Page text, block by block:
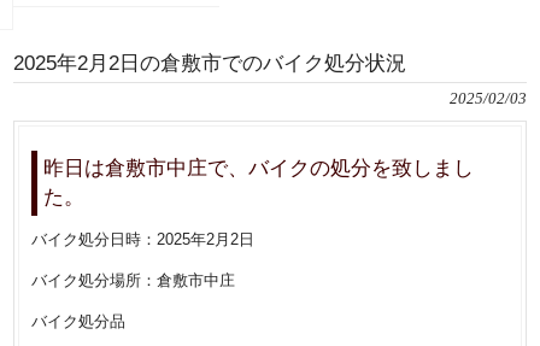
2025年2月2日の倉敷市でのバイク処分状況
2025/02/03
昨日は倉敷市中庄で、バイクの処分を致しまし
た。
バイク処分日時：2025年2月2日
バイク処分場所：倉敷市中庄
バイク処分品